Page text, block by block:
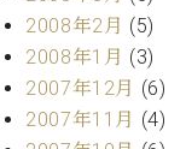
2008年2月 (5)
2008年1月 (3)
2007年12月 (6)
2007年11月 (4)